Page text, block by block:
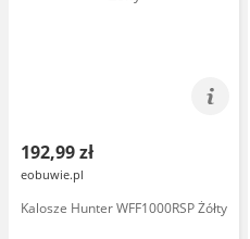
192,99 zł
eobuwie.pl
Kalosze Hunter WFF1000RSP Żółty